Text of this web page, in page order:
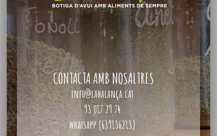
CONTACTA AMB NOSALTRES
info@labalança.cat
93 017 29 74
whatsapp (639136213)